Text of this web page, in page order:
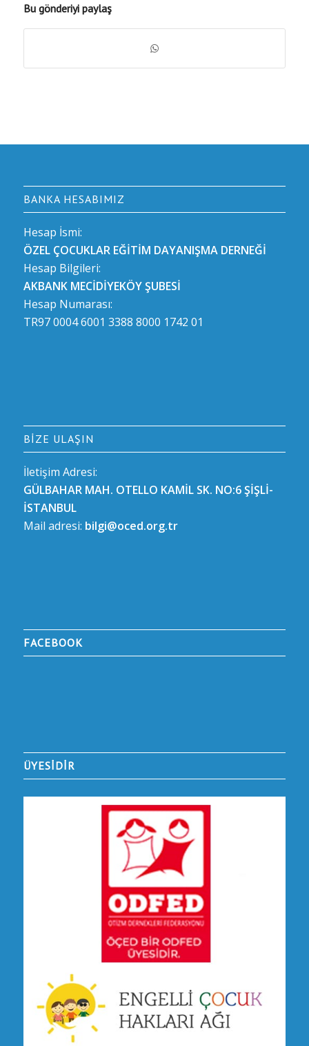
Bu gönderiyi paylaş
BANKA HESABIMIZ
Hesap İsmi:
ÖZEL ÇOCUKLAR EĞİTİM DAYANIŞMA DERNEĞİ
Hesap Bilgileri:
AKBANK MECİDİYEKÖY ŞUBESİ
Hesap Numarası:
TR97 0004 6001 3388 8000 1742 01
BIZE ULAŞIN
İletişim Adresi:
GÜLBAHAR MAH. OTELLO KAMİL SK. NO:6 ŞİŞLİ-
İSTANBUL
Mail adresi: bilgi@oced.org.tr
FACEBOOK
ÜYESİDİR